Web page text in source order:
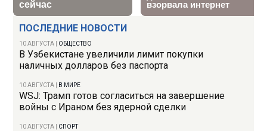
ПОСЛЕДНИЕ НОВОСТИ
10 АВГУСТА ОБЩЕСТВО
В Узбекистане увеличили лимит покупки
наличных долларов без паспорта
10 АВГУСТА В МИРЕ
WSJ: Трамп готов согласиться на завершение
войны с Ираном без ядерной сделки
10 АВГУСТА СПОРТ